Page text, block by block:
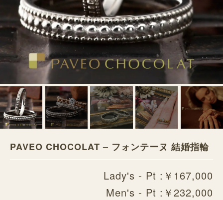
PAVEO CHOCOLAT – フォンテーヌ 結婚指輪
Lady's - Pt :￥167,000
Men's - Pt :￥232,000